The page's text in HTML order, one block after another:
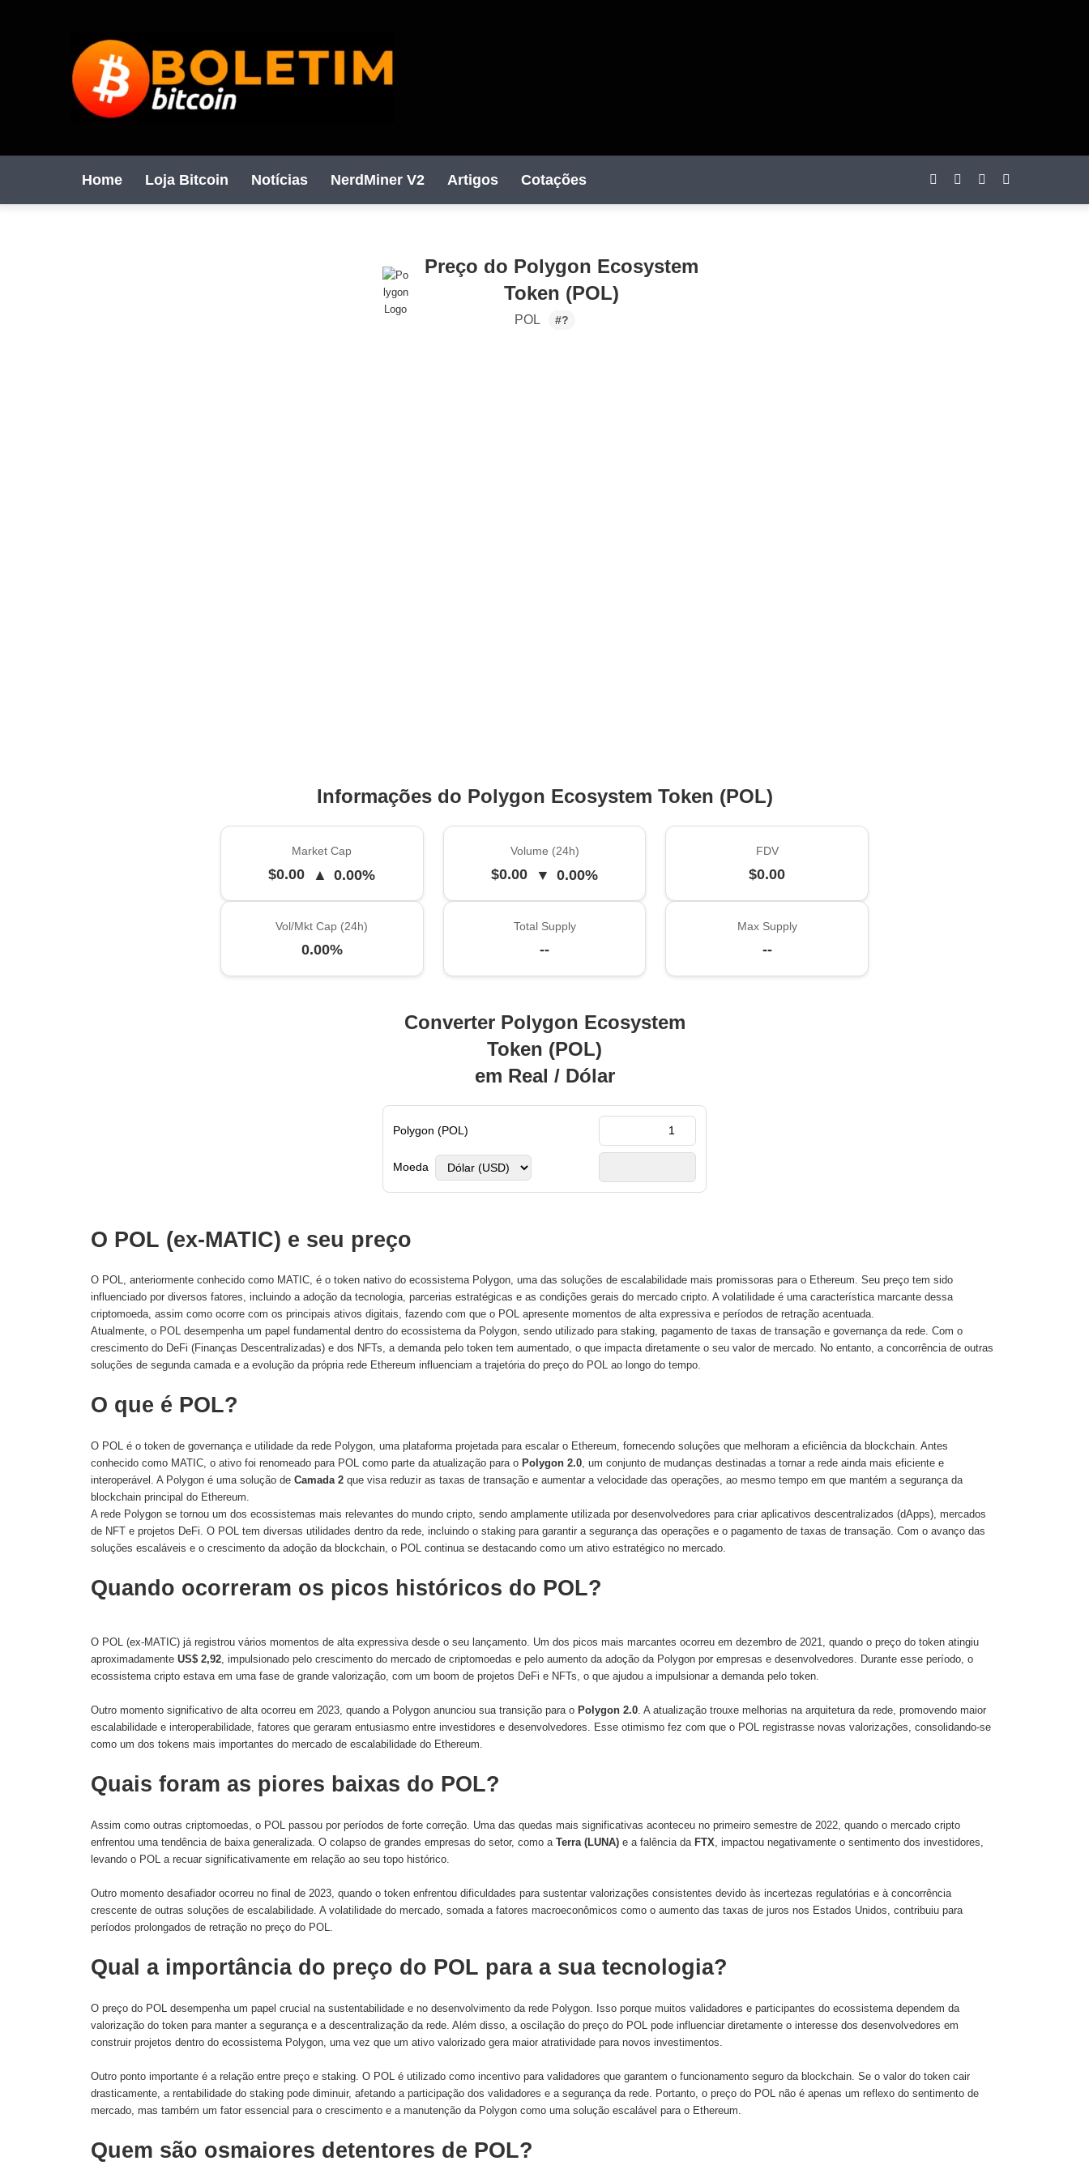
Home Loja Bitcoin Notícias NerdMiner V2 Artigos Cotações
Preço do Polygon Ecosystem
Token (POL)
POL #?
Informações do Polygon Ecosystem Token (POL)
Market Cap
$0.00 ▲ 0.00%
Volume (24h)
$0.00 ▼ 0.00%
FDV
$0.00
Vol/Mkt Cap (24h)
0.00%
Total Supply
--
Max Supply
--
Converter Polygon Ecosystem
Token (POL)
em Real / Dólar
Polygon (POL)
Moeda
O POL (ex-MATIC) e seu preço
O POL, anteriormente conhecido como MATIC, é o token nativo do ecossistema Polygon, uma das soluções de escalabilidade mais promissoras para o Ethereum. Seu preço tem sido
influenciado por diversos fatores, incluindo a adoção da tecnologia, parcerias estratégicas e as condições gerais do mercado cripto. A volatilidade é uma característica marcante dessa
criptomoeda, assim como ocorre com os principais ativos digitais, fazendo com que o POL apresente momentos de alta expressiva e períodos de retração acentuada.
Atualmente, o POL desempenha um papel fundamental dentro do ecossistema da Polygon, sendo utilizado para staking, pagamento de taxas de transação e governança da rede. Com o
crescimento do DeFi (Finanças Descentralizadas) e dos NFTs, a demanda pelo token tem aumentado, o que impacta diretamente o seu valor de mercado. No entanto, a concorrência de outras
soluções de segunda camada e a evolução da própria rede Ethereum influenciam a trajetória do preço do POL ao longo do tempo.
O que é POL?
O POL é o token de governança e utilidade da rede Polygon, uma plataforma projetada para escalar o Ethereum, fornecendo soluções que melhoram a eficiência da blockchain. Antes
conhecido como MATIC, o ativo foi renomeado para POL como parte da atualização para o Polygon 2.0, um conjunto de mudanças destinadas a tornar a rede ainda mais eficiente e
interoperável. A Polygon é uma solução de Camada 2 que visa reduzir as taxas de transação e aumentar a velocidade das operações, ao mesmo tempo em que mantém a segurança da
blockchain principal do Ethereum.
A rede Polygon se tornou um dos ecossistemas mais relevantes do mundo cripto, sendo amplamente utilizada por desenvolvedores para criar aplicativos descentralizados (dApps), mercados
de NFT e projetos DeFi. O POL tem diversas utilidades dentro da rede, incluindo o staking para garantir a segurança das operações e o pagamento de taxas de transação. Com o avanço das
soluções escaláveis e o crescimento da adoção da blockchain, o POL continua se destacando como um ativo estratégico no mercado.
Quando ocorreram os picos históricos do POL?
O POL (ex-MATIC) já registrou vários momentos de alta expressiva desde o seu lançamento. Um dos picos mais marcantes ocorreu em dezembro de 2021, quando o preço do token atingiu
aproximadamente US$ 2,92, impulsionado pelo crescimento do mercado de criptomoedas e pelo aumento da adoção da Polygon por empresas e desenvolvedores. Durante esse período, o
ecossistema cripto estava em uma fase de grande valorização, com um boom de projetos DeFi e NFTs, o que ajudou a impulsionar a demanda pelo token.
Outro momento significativo de alta ocorreu em 2023, quando a Polygon anunciou sua transição para o Polygon 2.0. A atualização trouxe melhorias na arquitetura da rede, promovendo maior
escalabilidade e interoperabilidade, fatores que geraram entusiasmo entre investidores e desenvolvedores. Esse otimismo fez com que o POL registrasse novas valorizações, consolidando-se
como um dos tokens mais importantes do mercado de escalabilidade do Ethereum.
Quais foram as piores baixas do POL?
Assim como outras criptomoedas, o POL passou por períodos de forte correção. Uma das quedas mais significativas aconteceu no primeiro semestre de 2022, quando o mercado cripto
enfrentou uma tendência de baixa generalizada. O colapso de grandes empresas do setor, como a Terra (LUNA) e a falência da FTX, impactou negativamente o sentimento dos investidores,
levando o POL a recuar significativamente em relação ao seu topo histórico.
Outro momento desafiador ocorreu no final de 2023, quando o token enfrentou dificuldades para sustentar valorizações consistentes devido às incertezas regulatórias e à concorrência
crescente de outras soluções de escalabilidade. A volatilidade do mercado, somada a fatores macroeconômicos como o aumento das taxas de juros nos Estados Unidos, contribuiu para
períodos prolongados de retração no preço do POL.
Qual a importância do preço do POL para a sua tecnologia?
O preço do POL desempenha um papel crucial na sustentabilidade e no desenvolvimento da rede Polygon. Isso porque muitos validadores e participantes do ecossistema dependem da
valorização do token para manter a segurança e a descentralização da rede. Além disso, a oscilação do preço do POL pode influenciar diretamente o interesse dos desenvolvedores em
construir projetos dentro do ecossistema Polygon, uma vez que um ativo valorizado gera maior atratividade para novos investimentos.
Outro ponto importante é a relação entre preço e staking. O POL é utilizado como incentivo para validadores que garantem o funcionamento seguro da blockchain. Se o valor do token cair
drasticamente, a rentabilidade do staking pode diminuir, afetando a participação dos validadores e a segurança da rede. Portanto, o preço do POL não é apenas um reflexo do sentimento de
mercado, mas também um fator essencial para o crescimento e a manutenção da Polygon como uma solução escalável para o Ethereum.
Quem são osmaiores detentores de POL?